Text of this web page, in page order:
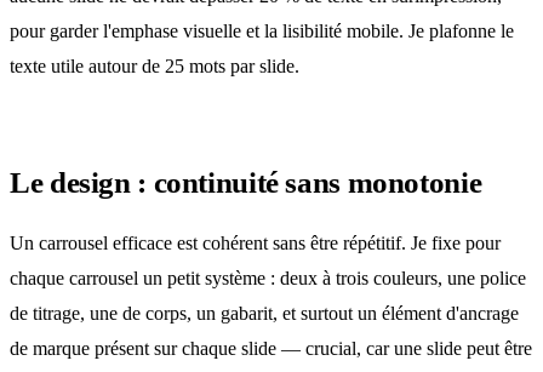
pour garder l'emphase visuelle et la lisibilité mobile. Je plafonne le
texte utile autour de 25 mots par slide.
Le design : continuité sans monotonie
Un carrousel efficace est cohérent sans être répétitif. Je fixe pour
chaque carrousel un petit système : deux à trois couleurs, une police
de titrage, une de corps, un gabarit, et surtout un élément d'ancrage
de marque présent sur chaque slide — crucial, car une slide peut être